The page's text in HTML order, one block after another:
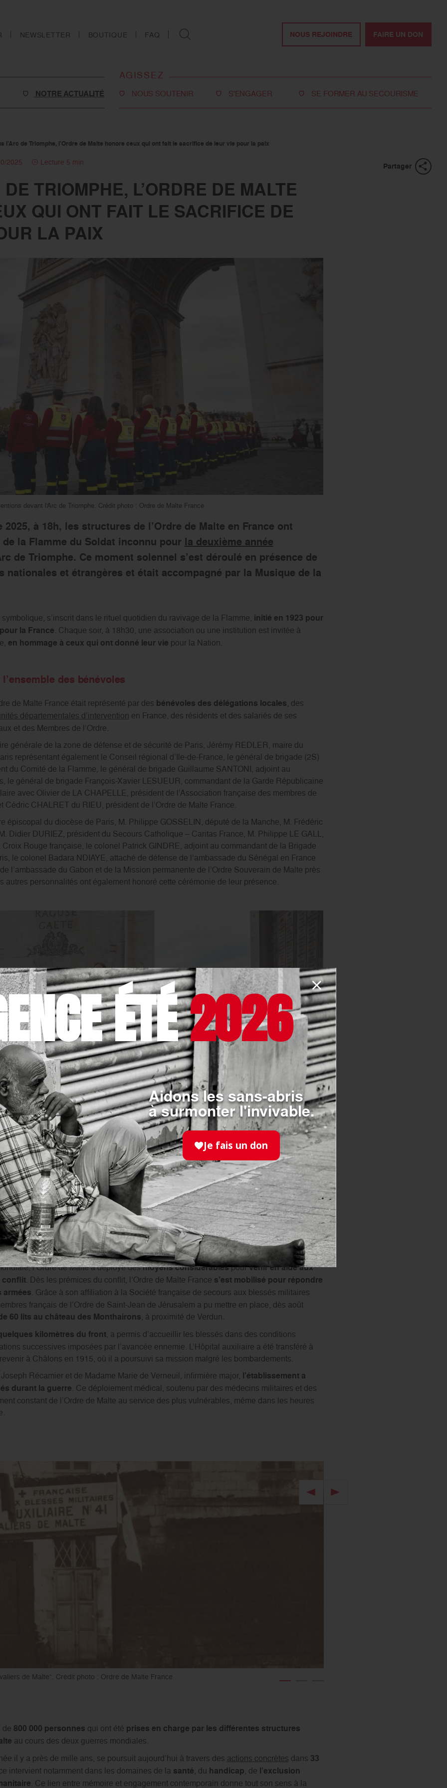
NEWSLETTER BOUTIQUE FAQ NOUS REJOINDRE FAIRE UN DON
NOTRE ACTUALITÉ
AGISSEZ
NOUS SOUTENIR
assurances-vie
Tous les moyens de nous
soutenir
S'ENGAGER
bénévole
Travailler avec nous
Tous les moyens de
SE FORMER AU SECOURISME
l’Arc de Triomphe, l’Ordre de Malte honore ceux qui ont fait le sacrifice de leur vie pour la paix
Partager
2025 Lecture 5 min
DE TRIOMPHE, L’ORDRE DE MALTE
QUI ONT FAIT LE SACRIFICE DE
LA PAIX
devant l'Arc de Triomphe. Crédit photo : Ordre de Malte France
à 18h, les structures de l’Ordre de Malte en France ont
la Flamme du Soldat inconnu pour la deuxième année
de Triomphe. Ce moment solennel s’est déroulé en présence de
nationales et étrangères et était accompagné par la Musique de la
s’inscrit dans le rituel quotidien du ravivage de la Flamme, initié en 1923 pour
la France. Chaque soir, à 18h30, une association ou une institution est invitée à
en hommage à ceux qui ont donné leur vie pour la Nation.
des bénévoles
de Malte France était représenté par des bénévoles des délégations locales, des
départementales d’intervention en France, des résidents et des salariés de ses
et des Membres de l’Ordre.
générale de la zone de défense et de sécurité de Paris, Jérémy REDLER, maire du
représentant également le Conseil régional d’Ile-de-France, le général de brigade (2S)
du Comité de la Flamme, le général de brigade Guillaume SANTONI, adjoint au
le général de brigade François-Xavier LESUEUR, commandant de la Garde Républicaine
avec Olivier de LA CHAPELLE, président de l’Association française des membres de
Cédric CHALRET du RIEU, président de l’Ordre de Malte France.
épiscopal du diocèse de Paris, M. Philippe GOSSELIN, député de la Manche, M. Frédéric
Didier DURIEZ, président du Secours Catholique – Caritas France, M. Philippe LE GALL,
Rouge française, le colonel Patrick GINDRE, adjoint au commandant de la Brigade
le colonel Badara NDIAYE, attaché de défense de l’ambassade du Sénégal en France
l’ambassade du Gabon et de la Mission permanente de l’Ordre Souverain de Malte près
autres personnalités ont également honoré cette cérémonie de leur présence.
Cédric CHALRET du RIEU ainsi que le président de l'Association française des membres de l'Ordre
ravivant la flamme du Soldat inconnu. Crédit photo : Ordre de Malte France
du soin pendant la Grande Guerre
la participation de l’Ordre de Malte France au ravivage de la Flamme du Soldat
historique deserviceet desoin.
l’Ordre de Malte a déployé desmoyens considérablespourvenir en aide aux
conflit. Dès les prémices du conflit, l’Ordre de Malte France s’est mobilisé pour répondre
armées. Grâce à son affiliation à la Société française de secours aux blessés militaires
français de l’Ordre de Saint-Jean de Jérusalem a pu mettre en place, dès août
60 lits au château des Monthairons, à proximité de Verdun.
kilomètres du front, a permis d’accueillir les blessés dans des conditions
successives imposées par l’avancée ennemie. L’Hôpital auxiliaire a été transféré à
à Châlons en 1915, où il a poursuivi sa mission malgré les bombardements.
Récamier et de Madame Marie de Verneuil, infirmière major, l’établissement a
durant la guerre. Ce déploiement médical, soutenu par des médecins militaires et des
constant de l’Ordre de Malte au service des plus vulnérables, même dans les heures
de Malte”. Crédit photo : Ordre de Malte France
Image précédente
de 800 000 personnes qui ont été prises en charge par les différentes structures
au cours des deux guerres mondiales.
il y a près de mille ans, se poursuit aujourd’hui à travers des actions concrètes dans 33
intervient notamment dans les domaines de la santé, du handicap, de l’exclusion
. Ce lien entre mémoire et engagement contemporain donne tout son sens à la
ÉTÉ2026
Aidons les sans-abris
à surmonter l'invivable.
Je fais un don